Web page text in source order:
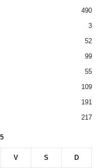
490
3
52
99
55
109
191
217
V S D